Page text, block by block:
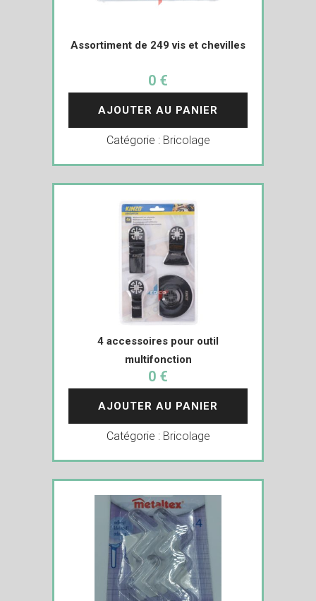
Assortiment de 249 vis et chevilles
0 €
AJOUTER AU PANIER
Catégorie : Bricolage
4 accessoires pour outil
multifonction
0 €
AJOUTER AU PANIER
Catégorie : Bricolage